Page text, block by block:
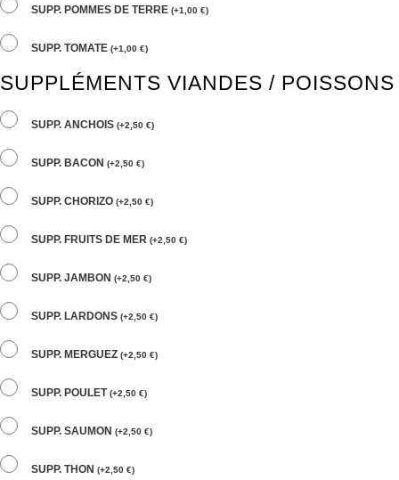
SUPP. POMMES DE TERRE (+1,00 €)
SUPP. TOMATE (+1,00 €)
SUPPLÉMENTS VIANDES / POISSONS
SUPP. ANCHOIS (+2,50 €)
SUPP. BACON (+2,50 €)
SUPP. CHORIZO (+2,50 €)
SUPP. FRUITS DE MER (+2,50 €)
SUPP. JAMBON (+2,50 €)
SUPP. LARDONS (+2,50 €)
SUPP. MERGUEZ (+2,50 €)
SUPP. POULET(+2,50 €)
SUPP. SAUMON (+2,50 €)
SUPP. THON (+2,50 €)